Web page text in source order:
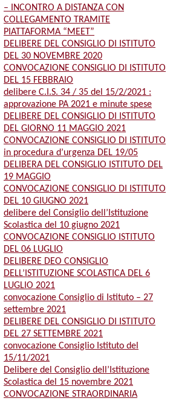
– INCONTRO A DISTANZA CON
COLLEGAMENTO TRAMITE
PIATTAFORMA “MEET”
DELIBERE DEL CONSIGLIO DI ISTITUTO
DEL 30 NOVEMBRE 2020
CONVOCAZIONE CONSIGLIO DI ISTITUTO
DEL 15 FEBBRAIO
delibere C.I.S. 34 / 35 del 15/2/2021 :
approvazione PA 2021 e minute spese
DELIBERE DEL CONSIGLIO DI ISTITUTO
DEL GIORNO 11 MAGGIO 2021
CONVOCAZIONE CONSIGLIO DI ISTITUTO
in procedura d’urgenza DEL 19/05
DELIBERA DEL CONSIGLIO ISTITUTO DEL
19 MAGGIO
CONVOCAZIONE CONSIGLIO DI ISTITUTO
DEL 10 GIUGNO 2021
delibere del Consiglio dell’Istituzione
Scolastica del 10 giugno 2021
CONVOCAZIONE CONSIGLIO ISTITUTO
DEL 06 LUGLIO
DELIBERE DEO CONSIGLIO
DELL’ISTITUZIONE SCOLASTICA DEL 6
LUGLIO 2021
convocazione Consiglio di Istituto – 27
settembre 2021
DELIBERE DEL CONSIGLIO DI ISTITUTO
DEL 27 SETTEMBRE 2021
convocazione Consiglio Istituto del
15/11/2021
Delibere del Consiglio dell’Istituzione
Scolastica del 15 novembre 2021
CONVOCAZIONE STRAORDINARIA